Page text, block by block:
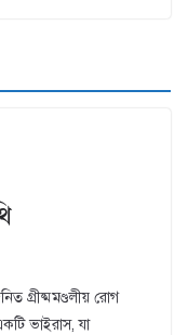
গ্রীষ্মমণ্ডলীয় রোগ
ভাইরাস, যা